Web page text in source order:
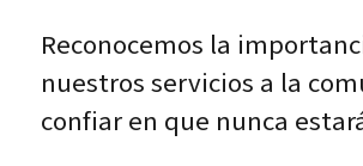
Reconocemos la
nuestros servicios a la
confiar en que nunca